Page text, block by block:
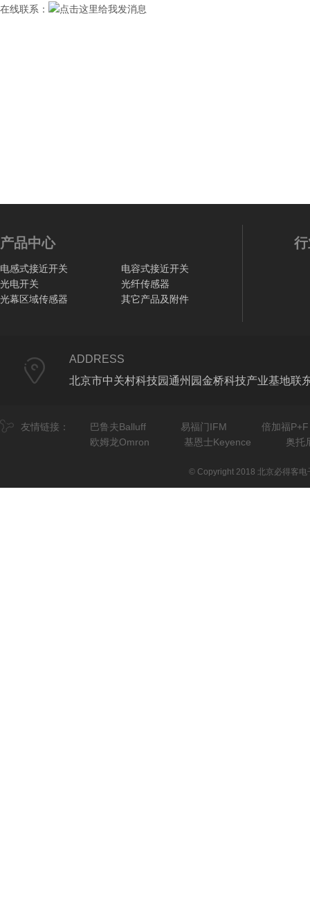
在线联系 ：
产品中心
电感式接近开关
电容式接近开关
光电开关
光纤传感器
光幕区域传感器
其它产品及附件
ADDRESS
北京市中关村科技园通州园金桥科技产业基地联
友情链接： 巴鲁夫Balluff 易福门IFM
倍加福P+F
欧姆龙Omron
基恩士Keyence 奥托
© Copyright 2018 北京必得客